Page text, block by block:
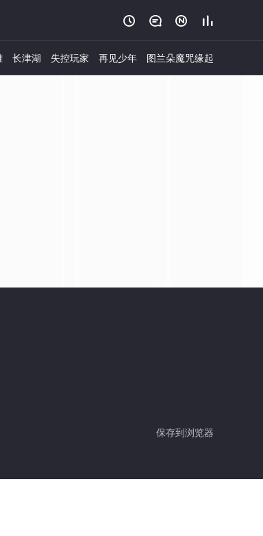
   
长津湖 失控玩家 再见少年 图兰朵魔咒缘起
保存到浏览器